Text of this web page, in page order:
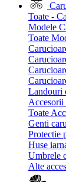
Toate -
Modele
Toate
Landouri
Accesorii
Toate
Genti
Protectie
Huse
Umbrele
Alte